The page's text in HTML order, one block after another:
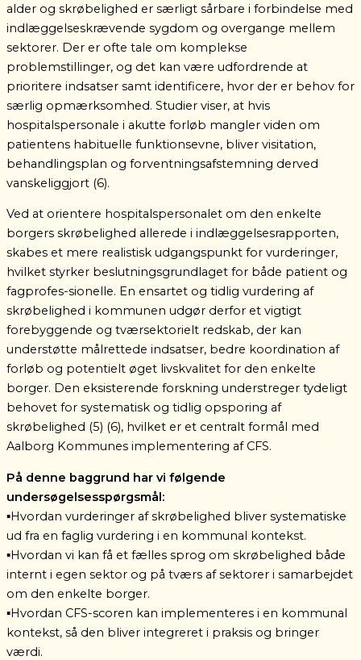
alder og skrøbelighed er særligt sårbare i forbindelse med
indlæggelseskrævende sygdom og overgange mellem
sektorer. Der er ofte tale om komplekse
problemstillinger, og det kan være udfordrende at
prioritere indsatser samt identificere, hvor der er behov for
særlig opmærksomhed. Studier viser, at hvis
hospitalspersonale i akutte forløb mangler viden om
patientens habituelle funktionsevne, bliver visitation,
behandlingsplan og forventningsafstemning derved
vanskeliggjort (6).
Ved at orientere hospitalspersonalet om den enkelte
borgers skrøbelighed allerede i indlæggelsesrapporten,
skabes et mere realistisk udgangspunkt for vurderinger,
hvilket styrker beslutningsgrundlaget for både patient og
fagprofes-sionelle. En ensartet og tidlig vurdering af
skrøbelighed i kommunen udgør derfor et vigtigt
forebyggende og tværsektorielt redskab, der kan
understøtte målrettede indsatser, bedre koordination af
forløb og potentielt øget livskvalitet for den enkelte
borger. Den eksisterende forskning understreger tydeligt
behovet for systematisk og tidlig opsporing af
skrøbelighed (5) (6), hvilket er et centralt formål med
Aalborg Kommunes implementering af CFS.
På denne baggrund har vi følgende
undersøgelsesspørgsmål:
▪️Hvordan vurderinger af skrøbelighed bliver systematiske
ud fra en faglig vurdering i en kommunal kontekst.
▪️Hvordan vi kan få et fælles sprog om skrøbelighed både
internt i egen sektor og på tværs af sektorer i samarbejdet
om den enkelte borger.
▪️Hvordan CFS-scoren kan implementeres i en kommunal
kontekst, så den bliver integreret i praksis og bringer
værdi.